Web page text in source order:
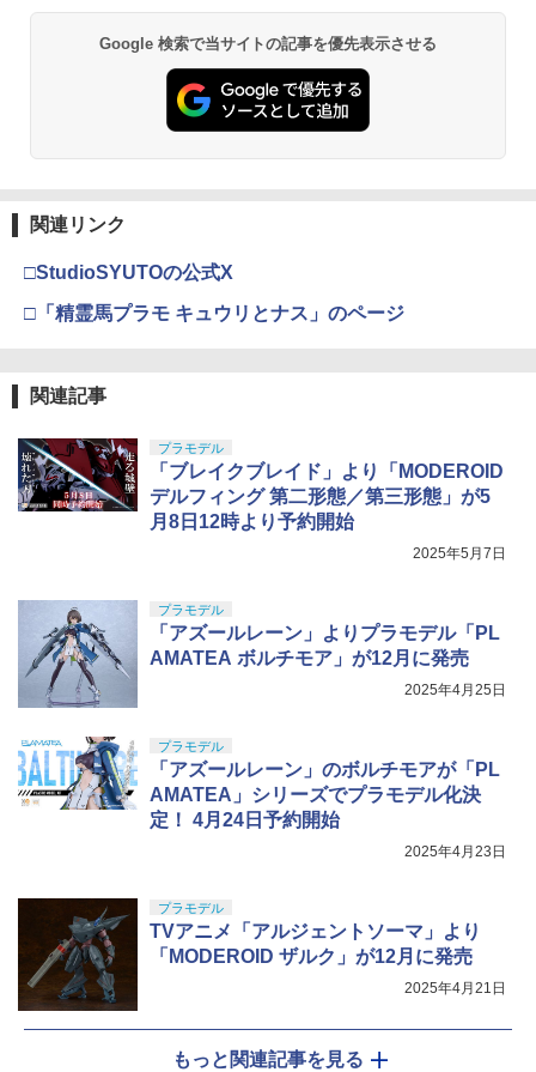
Google 検索で当サイトの記事を優先表示させる
関連リンク
□StudioSYUTOの公式X
□「精霊馬プラモ キュウリとナス」のページ
関連記事
プラモデル
「ブレイクブレイド」より「MODEROID
デルフィング 第二形態／第三形態」が5
月8日12時より予約開始
2025年5月7日
プラモデル
「アズールレーン」よりプラモデル「PL
AMATEA ボルチモア」が12月に発売
2025年4月25日
プラモデル
「アズールレーン」のボルチモアが「PL
AMATEA」シリーズでプラモデル化決
定！ 4月24日予約開始
2025年4月23日
プラモデル
TVアニメ「アルジェントソーマ」より
「MODEROID ザルク」が12月に発売
2025年4月21日
もっと関連記事を見る